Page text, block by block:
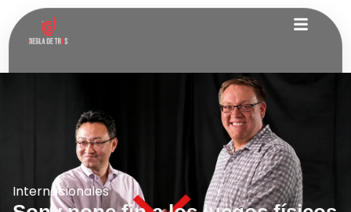
Internacionales